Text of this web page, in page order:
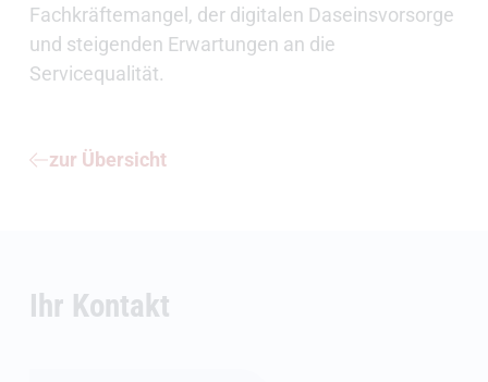
Fachkräftemangel, der digitalen Daseinsvorsorge
und steigenden Erwartungen an die
Servicequalität.
zur Übersicht
Ihr Kontakt